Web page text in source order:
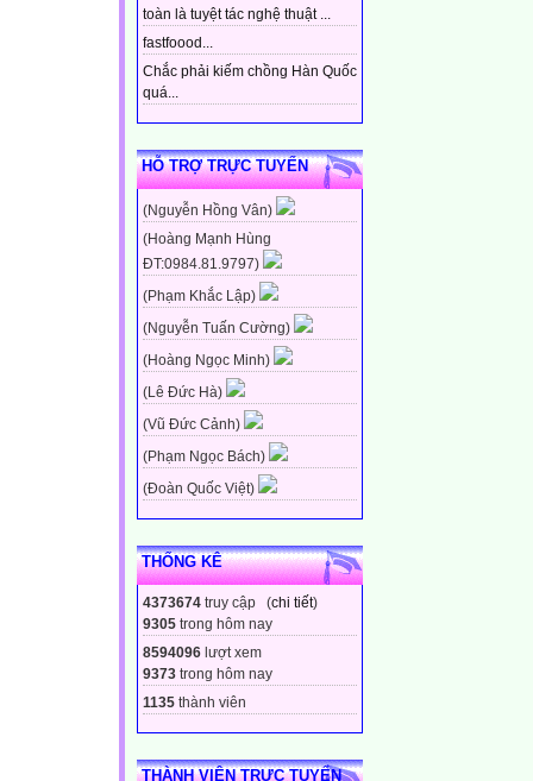
toàn là tuyệt tác nghệ thuật ...
fastfoood...
Chắc phải kiếm chồng Hàn Quốc
quá...
HỖ TRỢ TRỰC TUYẾN
(Nguyễn Hồng Vân)
(Hoàng Mạnh Hùng
ĐT:0984.81.9797)
(Phạm Khắc Lập)
(Nguyễn Tuấn Cường)
(Hoàng Ngọc Minh)
(Lê Đức Hà)
(Vũ Đức Cảnh)
(Phạm Ngọc Bách)
(Đoàn Quốc Việt)
THỐNG KÊ
4373674 truy cập (chi tiết)
9305 trong hôm nay
8594096 lượt xem
9373 trong hôm nay
1135 thành viên
THÀNH VIÊN TRỰC TUYẾN